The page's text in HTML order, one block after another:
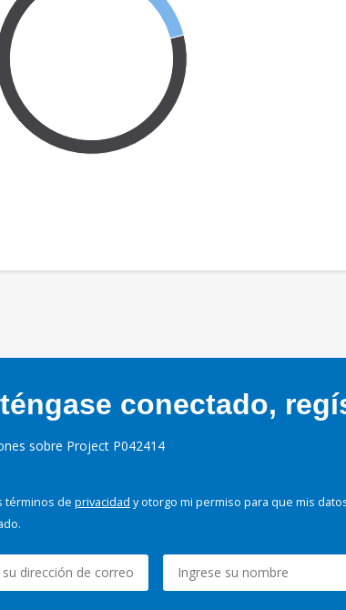
conectado,
sobre Project P042414
términos de privacidad y otorgo mi permiso para que mis